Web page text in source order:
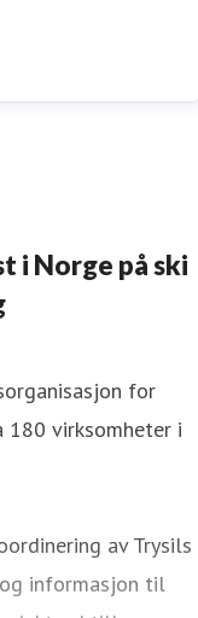
i Norge på ski
for
180 virksomheter i
av Trysils
informasjon til